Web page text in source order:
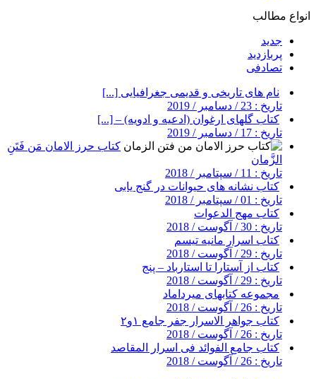
انواع مطالب
جدید
پربازدید
تصادفی
نام های تاریخی و قدیمی جغرافیایی [...]
تاریخ : 23 / دسامبر / 2019
کتاب گلهای ارغوان (ادعیه و ادویه) – [...]
تاریخ : 17 / دسامبر / 2019
کتاب حرز الامان مَن فَتَنِ
الزَّمان
تاریخ : 11 / سپتامبر / 2018
کتاب نشانه های حیوانات در گنج یابی
تاریخ : 01 / سپتامبر / 2018
کتاب مهج الدعوات
تاریخ : 30 / آگوست / 2018
کتاب اسرار مانیه تیسم
تاریخ : 29 / آگوست / 2018
کتاب از آستارا تا استارباد – پنج
تاریخ : 29 / آگوست / 2018
مجموعه کتابهای میرداماد
تاریخ : 26 / آگوست / 2018
کتاب جواهر الاسرار جفر جامع ۱و۲
تاریخ : 26 / آگوست / 2018
کتاب جامع الفوائد فی اسرار المقاصد
تاریخ : 26 / آگوست / 2018